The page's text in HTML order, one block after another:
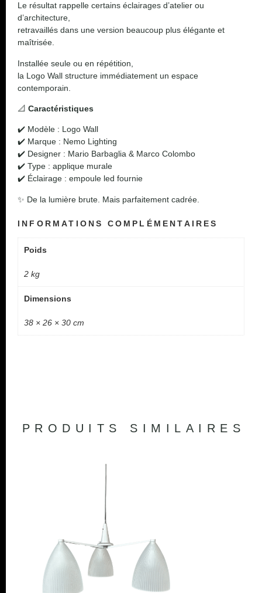
INFORMATIONS COMPLÉMENTAIRES
Poids
2 kg
Dimensions
38 × 26 × 30 cm
Le résultat rappelle certains éclairages d’atelier ou
d’architecture,
retravaillés dans une version beaucoup plus élégante et
maîtrisée.
Installée seule ou en répétition,
la Logo Wall structure immédiatement un espace
contemporain.
📐 Caractéristiques
✔️ Modèle : Logo Wall
✔️ Marque : Nemo Lighting
✔️ Designer : Mario Barbaglia & Marco Colombo
✔️ Type : applique murale
✔️ Éclairage : empoule led fournie
✨ De la lumière brute. Mais parfaitement cadrée.
PRODUITS SIMILAIRES